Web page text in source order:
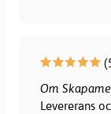
Om
Levererans